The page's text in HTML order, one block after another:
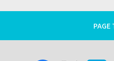
PAGE